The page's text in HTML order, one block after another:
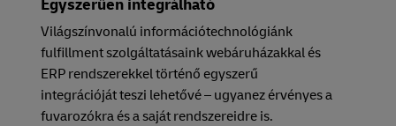
Egyszerűen integrálható
Világszínvonalú információtechnológiánk
fulfillment szolgáltatásaink webáruházakkal és
ERP rendszerekkel történő egyszerű
integrációját teszi lehetővé – ugyanez érvényes a
fuvarozókra és a saját rendszereidre is.